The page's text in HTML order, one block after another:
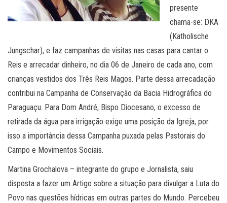
presente
chama-se: DKA
(Katholische
Jungschar), e faz campanhas de visitas nas casas para cantar o
Reis e arrecadar dinheiro, no dia 06 de Janeiro de cada ano, com
crianças vestidos dos Três Reis Magos. Parte dessa arrecadação
contribui na Campanha de Conservação da Bacia Hidrográfica do
Paraguaçu. Para Dom André, Bispo Diocesano, o excesso de
retirada da água para irrigação exige uma posição da Igreja, por
isso a importância dessa Campanha puxada pelas Pastorais do
Campo e Movimentos Sociais.
Martina Grochalova – integrante do grupo e Jornalista, saiu
disposta a fazer um Artigo sobre a situação para divulgar a Luta do
Povo nas questões hídricas em outras partes do Mundo. Percebeu